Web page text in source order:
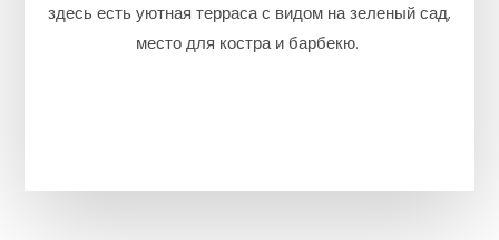
здесь есть уютная терраса с видом на зеленый сад,
место для костра и барбекю.